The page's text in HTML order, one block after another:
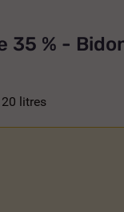
35 % -
litres